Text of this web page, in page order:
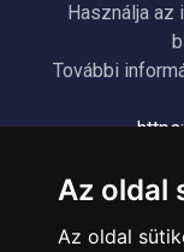
Az oldal
Az oldal
Használja az
További
ÜGYFÉLSZOLGÁLAT
Elérhetőségek